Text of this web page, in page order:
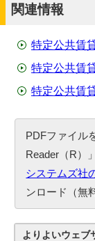
関連情報
特定公共賃
特定公共賃
特定公共賃
PDFファイル
Reader（R）
システムズ社
ンロード（無
よりよいウェブ